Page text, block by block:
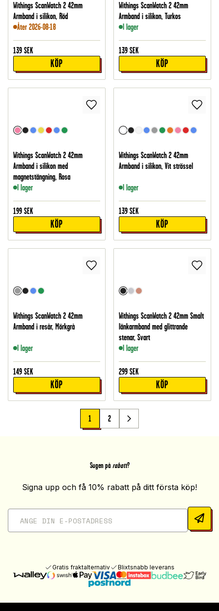
Withings ScanWatch 2 42mm
Armband i silikon, Röd
Åter 2026-08-18
139 SEK
KÖP
Withings ScanWatch 2 42mm
Armband i silikon, Turkos
I lager
139 SEK
KÖP
Withings ScanWatch 2 42mm
Armband i silikon med
magnetstängning, Rosa
I lager
199 SEK
KÖP
Withings ScanWatch 2 42mm
Armband i silikon, Vit strössel
I lager
139 SEK
KÖP
Withings ScanWatch 2 42mm
Armband i resår, Mörkgrå
I lager
149 SEK
KÖP
Withings ScanWatch 2 42mm Smalt
länkarmband med glittrande
stenar, Svart
I lager
299 SEK
KÖP
1 2
Sugen på rabatt?
Signa upp och få 10% rabatt på ditt första köp!
Gratis fraktalternativ Blixtsnabb leverans